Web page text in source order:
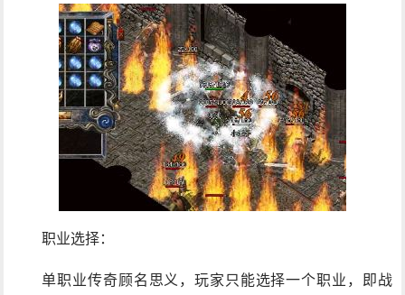
职业选择：
单职业传奇顾名思义，玩家只能选择一个职业，即战